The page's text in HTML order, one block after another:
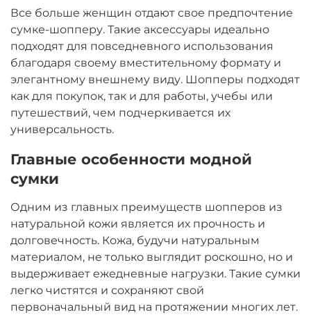
Все больше женщин отдают свое предпочтение
сумке-шопперу. Такие аксессуары идеально
подходят для повседневного использования
благодаря своему вместительному формату и
элегантному внешнему виду. Шопперы подходят
как для покупок, так и для работы, учебы или
путешествий, чем подчеркивается их
универсальность.
Главные особенности модной
сумки
Одним из главных преимуществ шопперов из
натуральной кожи является их прочность и
долговечность. Кожа, будучи натуральным
материалом, не только выглядит роскошно, но и
выдерживает ежедневные нагрузки. Такие сумки
легко чистятся и сохраняют свой
первоначальный вид на протяжении многих лет.